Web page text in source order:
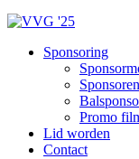
Sponsoring
Sponsoren
Promo
Lid worden
Contact